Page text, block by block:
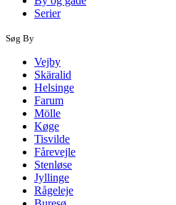
Serier
Søg By
Vejby
Skäralid
Helsinge
Farum
Mölle
Køge
Tisvilde
Fårevejle
Stenløse
Jyllinge
Rågeleje